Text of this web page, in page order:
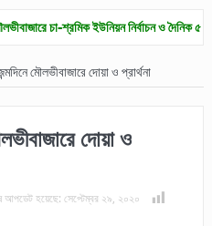
চা-শ্রমিক ইউনিয়ন নির্বাচন ও দৈনিক ৫০০ টাকা
মৌলভীবাজারে দোয়া ও প্রার্থনা
দোয়া ও
আপডেট হয়েছে: সেপ্টেম্বর ২৯, ২০২০